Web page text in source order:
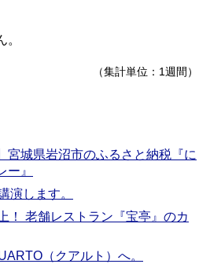
（集計単位：1週間）
宮城県岩沼市のふるさと納税『に
ー』
演します。
！ 老舗レストラン『宝亭』のカ
（クアルト）へ。